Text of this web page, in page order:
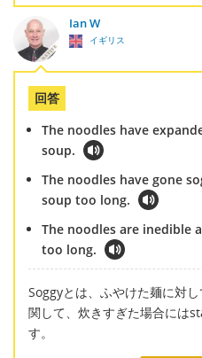
Ian W
イギリス
回答
The noodles have
soup.
The noodles have gone
soup too long.
The noodles are inedible
too long.
Soggyとは、ふやけた麺に対
関して、炊きすぎた場合には
す。